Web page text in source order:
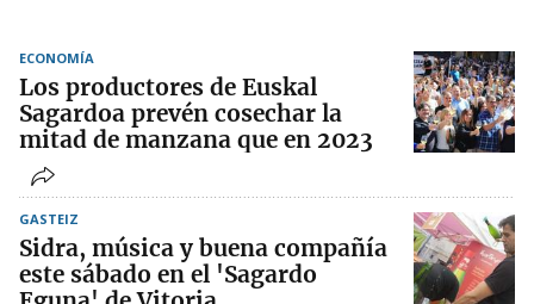
ECONOMÍA
Los productores de Euskal
Sagardoa prevén cosechar la
mitad de manzana que en 2023
GASTEIZ
Sidra, música y buena compañía
este sábado en el 'Sagardo